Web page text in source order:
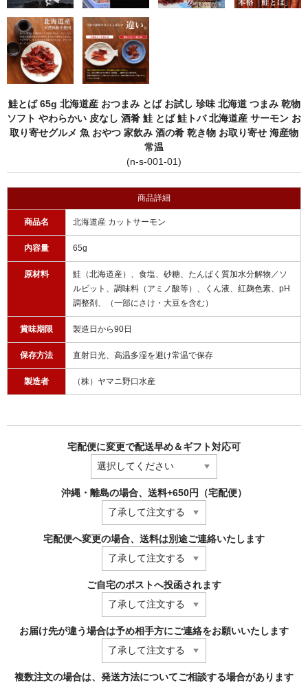
鮭とば 65g 北海道産 おつまみ とば お試し 珍味 北海道 つまみ 乾物
ソフト やわらかい 皮なし 酒肴 鮭 とば 鮭トバ 北海道産 サーモン お
取り寄せグルメ 魚 おやつ 家飲み 酒の肴 乾き物 お取り寄せ 海産物
常温
(n-s-001-01)
商品詳細
商品名 北海道産 カットサーモン
内容量 65g
原材料
鮭（北海道産）、食塩、砂糖、たんぱく質加水分解物／ソ
ルビット、調味料（アミノ酸等）、くん液、紅麹色素、pH
調整剤、（一部にさけ・大豆を含む）
賞味期限 製造日から90日
保存方法 直射日光、高温多湿を避け常温で保存
製造者 （株）ヤマニ野口水産
宅配便に変更で配送早め＆ギフト対応可
沖縄・離島の場合、送料+650円（宅配便）
宅配便へ変更の場合、送料は別途ご連絡いたします
ご自宅のポストへ投函されます
お届け先が違う場合は予め相手方にご連絡をお願いいたします
複数注文の場合は、発送方法についてご相談する場合があります